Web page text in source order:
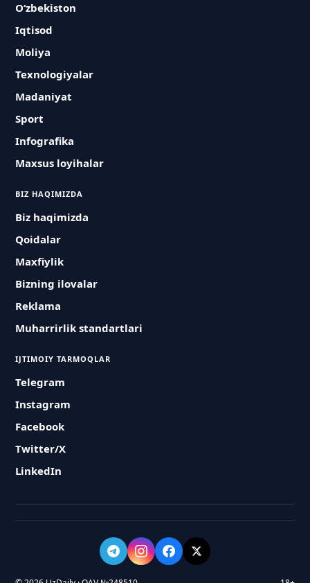
O‘zbekiston
Iqtisod
Moliya
Texnologiyalar
Madaniyat
Sport
Infografika
Maxsus loyihalar
BIZ HAQIMIZDA
Biz haqimizda
Qoidalar
Maxfiylik
Bizning ilovalar
Reklama
Muharrirlik standartlari
IJTIMOIY TARMOQLAR
Telegram
Instagram
Facebook
Twitter/X
LinkedIn